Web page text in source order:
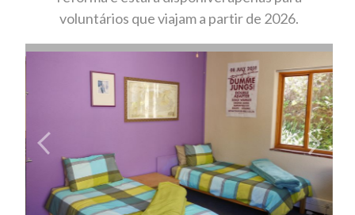
voluntários que viajam a partir de 2026.